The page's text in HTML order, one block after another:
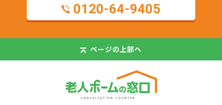
0120-64-9405
ページの上部へ